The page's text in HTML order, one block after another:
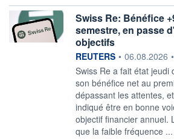
Swiss Re: Bénéfice
semestre, en passe
objectifs
information fournie par
REUTERS • 06.08.2026 •
‌Swiss Re a fait état jeudi
son bénéfice net au
dépassant les ​attentes,
indiqué ​être en bonne
objectif financier annuel.
que la faible fréquence ...